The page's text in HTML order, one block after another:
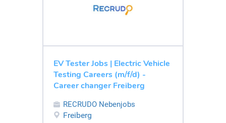
EV Tester Jobs | Electric Vehicle
Testing Careers (m/f/d) -
Career changer Freiberg
RECRUDO Nebenjobs
Freiberg